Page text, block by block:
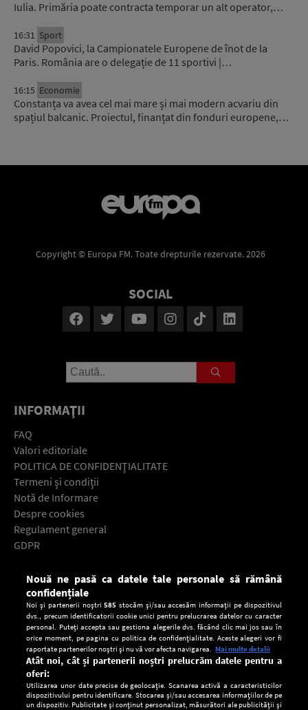
Iulia. Primăria poate contracta temporar un alt operator,…
16:31 Sport
David Popovici, la Campionatele Europene de înot de la
Paris. România are o delegație de 11 sportivi |…
16:15 Economie
Constanța va avea cel mai mare și mai modern acvariu din
spațiul balcanic. Proiectul, finanțat din fonduri europene,…
Copyright © Europa FM. Toate drepturile rezervate. 2026
SOCIAL
INFORMAŢII
FAQ
Valori editoriale
POLITICA DE CONFIDENŢIALITATE
Termeni şi condiţii
Notă de Informare
Despre cookies
Regulament general
GDPR
Descarcă gratuit aplicaţia Europa FM pentru smartphone:
Nouă ne pasă ca datele tale personale să rămână
confidențiale
Noi și partenerii noștri585 stocăm și/sau accesăm informații pe dispozitivul
dvs., precum identificatorii cookie unici pentru prelucrarea datelor cu caracter
personal. Puteți accepta sau gestiona alegerile dvs. făcând clic mai jos sau în
orice moment, pe pagina cu politica de confidențialitate. Aceste alegeri vor fi
raportate partenerilor noștri și nu vă vor afecta navigarea. Mai multe detalii
Atât noi, cât și partenerii noștri prelucrăm datele pentru a
oferi:
Utilizarea unor date precise de geolocație. Scanarea activă a caracteristicilor
dispozitivului pentru identificare. Stocarea și/sau accesarea informațiilor de pe
un dispozitiv. Publicitate și conținut personalizat, măsurători ale publicității și